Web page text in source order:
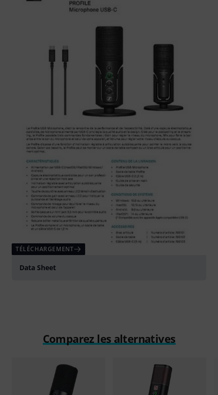
TÉLÉCHARGEMENT
Data Sheet
Comparez les alternatives